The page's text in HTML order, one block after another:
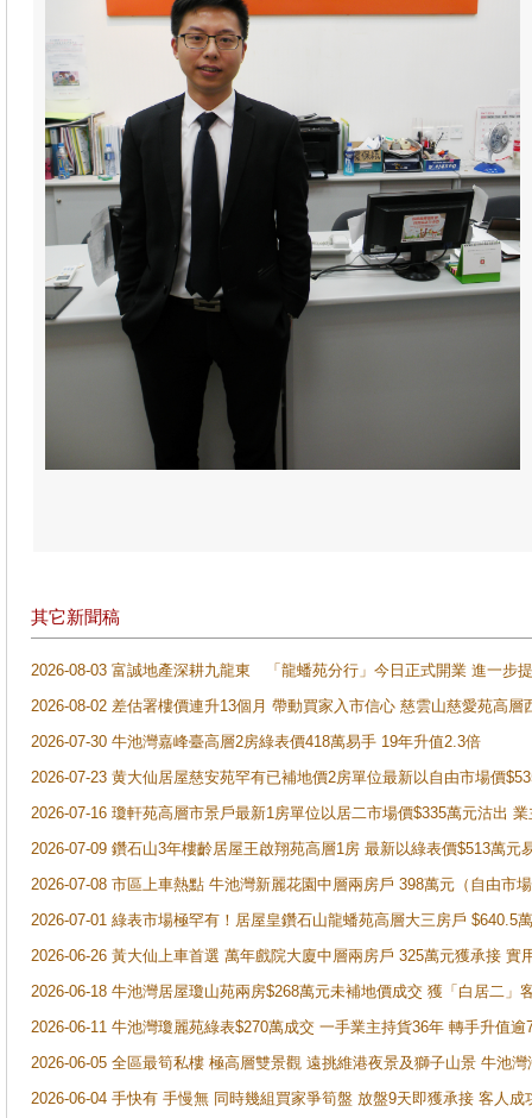
其它新聞稿
2026-08-03 富誠地產深耕九龍東 「龍蟠苑分行」今日正式開業 進一步
2026-08-02 差估署樓價連升13個月 帶動買家入市信心 慈雲山慈愛苑高層
2026-07-30 牛池灣嘉峰臺高層2房綠表價418萬易手 19年升值2.3倍
2026-07-23 黄大仙居屋慈安苑罕有已補地價2房單位最新以自由市場價
2026-07-16 瓊軒苑高層市景戶最新1房單位以居二市場價$335萬元沽出
2026-07-09 鑽石山3年樓齡居屋王啟翔苑高層1房 最新以綠表價$513萬元
2026-07-08 市區上車熱點 牛池灣新麗花園中層兩房戶 398萬元（自由市
2026-07-01 綠表市場極罕有！居屋皇鑽石山龍蟠苑高層大三房戶
2026-06-26 黃大仙上車首選 萬年戲院大廈中層兩房戶 325萬元獲承接 實
2026-06-18 牛池灣居屋瓊山苑兩房$268萬元未補地價成交 獲「白居二」
2026-06-11 牛池灣瓊麗苑綠表$270萬成交 一手業主持貨36年 轉手升值逾
2026-06-05 全區最筍私樓 極高層雙景觀 遠挑維港夜景及獅子山景 牛池
2026-06-04 手快有 手慢無 同時幾組買家爭筍盤 放盤9天即獲承接 客人